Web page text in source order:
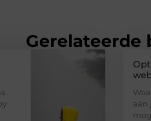
Gerelateerde
aan